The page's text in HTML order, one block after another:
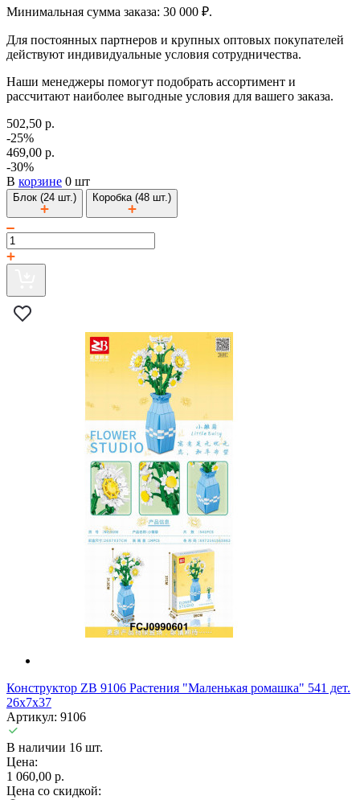
Минимальная сумма заказа: 30 000 ₽.
Для постоянных партнеров и крупных оптовых покупателей
действуют индивидуальные условия сотрудничества.
Наши менеджеры помогут подобрать ассортимент и
рассчитают наиболее выгодные условия для вашего заказа.
502,50 р.
-25%
469,00 р.
-30%
В корзине 0 шт
Блок (24 шт.) Коробка (48 шт.)
Конструктор ZB 9106 Растения "Маленькая ромашка" 541 дет.
26х7х37
Артикул: 9106
В наличии 16 шт.
Цена:
1 060,00 р.
Цена со скидкой: